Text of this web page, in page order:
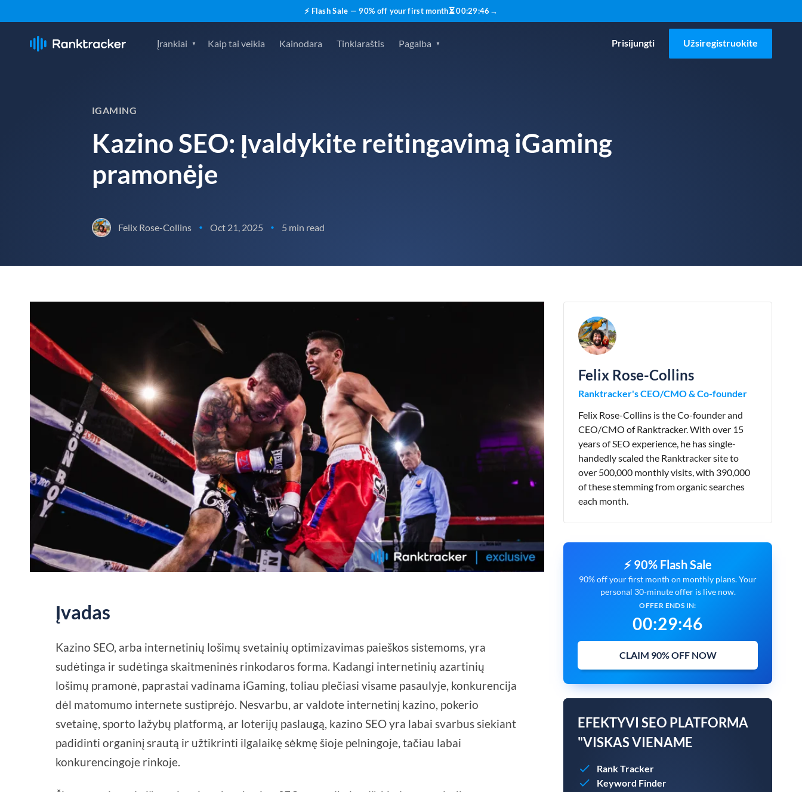
⚡ Flash Sale — 90% off your first month⏳00:29:45 →
Įrankiai Kaip tai veikia Kainodara Tinklaraštis Pagalba Prisijungti Užsiregistruokite
IGAMING
Kazino SEO: Įvaldykite reitingavimą iGaming
pramonėje
Felix Rose-Collins • Oct 21, 2025 • 5 min read
Įvadas
Kazino SEO, arba internetinių lošimų svetainių optimizavimas paieškos sistemoms, yra
sudėtinga ir sudėtinga skaitmeninės rinkodaros forma. Kadangi internetinių azartinių
lošimų pramonė, paprastai vadinama iGaming, toliau plečiasi visame pasaulyje, konkurencija
dėl matomumo internete sustiprėjo. Nesvarbu, ar valdote internetinį kazino, pokerio
svetainę, sporto lažybų platformą, ar loterijų paslaugą, kazino SEO yra labai svarbus siekiant
padidinti organinį srautą ir užtikrinti ilgalaikę sėkmę šioje pelningoje, tačiau labai
konkurencingoje rinkoje.
Felix Rose-Collins
Ranktracker's CEO/CMO & Co-founder
Felix Rose-Collins is the Co-founder and
CEO/CMO of Ranktracker. With over 15
years of SEO experience, he has single-
handedly scaled the Ranktracker site to
over 500,000 monthly visits, with 390,000
of these stemming from organic searches
each month.
⚡ 90% Flash Sale
90% off your first month on monthly plans. Your
personal 30-minute offer is live now.
OFFER ENDS IN:
00:29:45
CLAIM 90% OFF NOW
EFEKTYVI SEO PLATFORMA
"VISKAS VIENAME
Rank Tracker
Keyword Finder